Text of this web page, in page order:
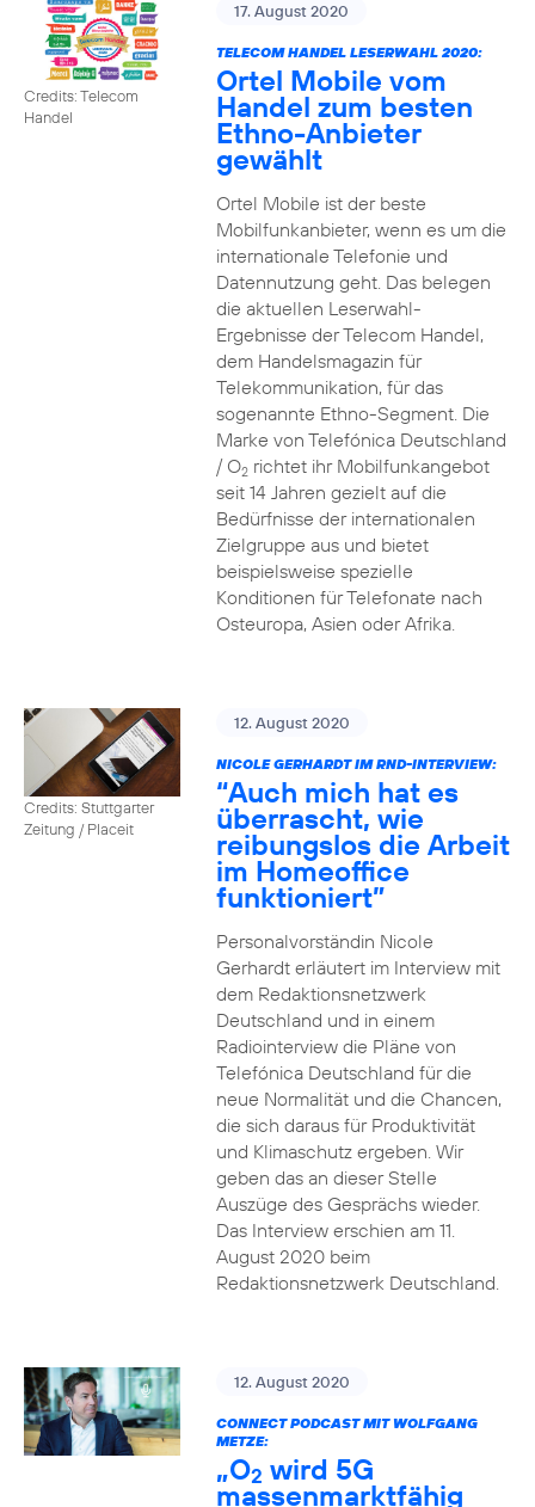
Credits: Telecom
Handel
17. August 2020
TELECOM HANDEL LESERWAHL 2020:
Ortel Mobile vom
Handel zum besten
Ethno-Anbieter
gewählt
Ortel Mobile ist der beste
Mobilfunkanbieter, wenn es um die
internationale Telefonie und
Datennutzung geht. Das belegen
die aktuellen Leserwahl-
Ergebnisse der Telecom Handel,
dem Handelsmagazin für
Telekommunikation, für das
sogenannte Ethno-Segment. Die
Marke von Telefónica Deutschland
/ O2richtet ihr Mobilfunkangebot
seit 14 Jahren gezielt auf die
Bedürfnisse der internationalen
Zielgruppe aus und bietet
beispielsweise spezielle
Konditionen für Telefonate nach
Osteuropa, Asien oder Afrika.
Credits: Stuttgarter
Zeitung / Placeit
12. August 2020
NICOLE GERHARDT IM RND-INTERVIEW:
“Auch mich hat es
überrascht, wie
reibungslos die Arbeit
im Homeoffice
funktioniert”
Personalvorständin Nicole
Gerhardt erläutert im Interview mit
dem Redaktionsnetzwerk
Deutschland und in einem
Radiointerview die Pläne von
Telefónica Deutschland für die
neue Normalität und die Chancen,
die sich daraus für Produktivität
und Klimaschutz ergeben. Wir
geben das an dieser Stelle
Auszüge des Gesprächs wieder.
Das Interview erschien am 11.
August 2020 beim
Redaktionsnetzwerk Deutschland.
12. August 2020
CONNECT PODCAST MIT WOLFGANG
METZE:
„O2 wird 5G
massenmarktfähig